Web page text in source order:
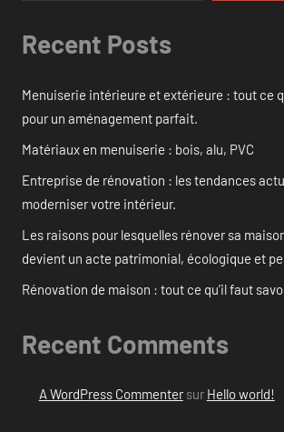
Recent Posts
Menuiserie intérieure et extérieure : tout ce
pour un aménagement parfait.
Matériaux en menuiserie : bois, alu, PVC
Entreprise de rénovation : les tendances
moderniser votre intérieur.
Les raisons pour lesquelles rénover sa
devient un acte patrimonial, écologique et
Rénovation de maison : tout ce qu’il faut
Recent Comments
A WordPress Commentersur Hello world!